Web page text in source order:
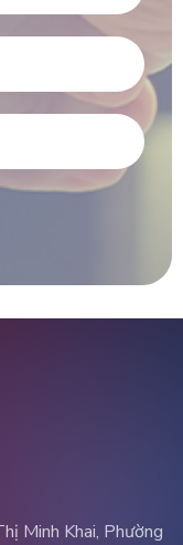
Minh Khai, Phường